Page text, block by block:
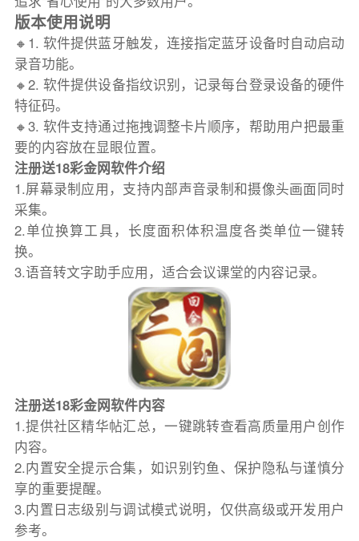
版本使用说明
🔸1. 软件提供蓝牙触发，连接指定蓝牙设备时自动启动
录音功能。
🔸2. 软件提供设备指纹识别，记录每台登录设备的硬件
特征码。
🔸3. 软件支持通过拖拽调整卡片顺序，帮助用户把最重
要的内容放在显眼位置。
注册送18彩金网软件介绍
1.屏幕录制应用，支持内部声音录制和摄像头画面同时
采集。
2.单位换算工具，长度面积体积温度各类单位一键转
换。
3.语音转文字助手应用，适合会议课堂的内容记录。
注册送18彩金网软件内容
1.提供社区精华帖汇总，一键跳转查看高质量用户创作
内容。
2.内置安全提示合集，如识别钓鱼、保护隐私与谨慎分
享的重要提醒。
3.内置日志级别与调试模式说明，仅供高级或开发用户
参考。